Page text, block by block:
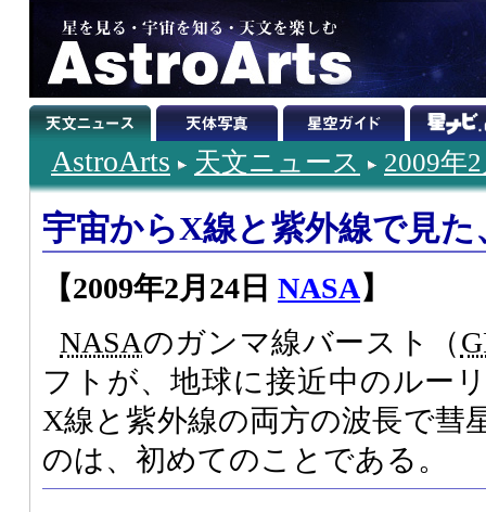
AstroArts 天文ニュース 2009年
宇宙からX線と紫外線で見
【2009年2月24日 NASA】
NASAのガンマ線バースト（
フトが、地球に接近中のルー
X線と紫外線の両方の波長で彗
のは、初めてのことである。